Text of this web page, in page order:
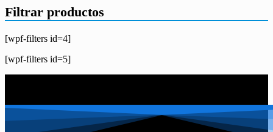
Filtrar productos
[wpf-filters id=4]
[wpf-filters id=5]